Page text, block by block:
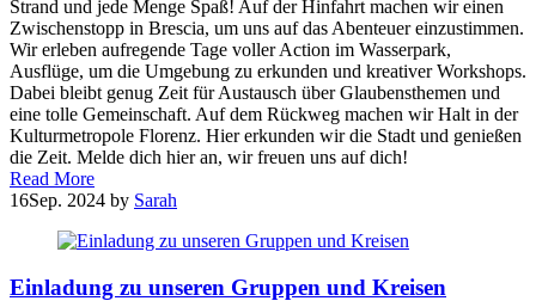
Strand und jede Menge Spaß! Auf der Hinfahrt machen wir einen
Zwischenstopp in Brescia, um uns auf das Abenteuer einzustimmen.
Wir erleben aufregende Tage voller Action im Wasserpark,
Ausflüge, um die Umgebung zu erkunden und kreativer Workshops.
Dabei bleibt genug Zeit für Austausch über Glaubensthemen und
eine tolle Gemeinschaft. Auf dem Rückweg machen wir Halt in der
Kulturmetropole Florenz. Hier erkunden wir die Stadt und genießen
die Zeit. Melde dich hier an, wir freuen uns auf dich!
Read More
16Sep. 2024 by Sarah
Einladung zu unseren Gruppen und Kreisen